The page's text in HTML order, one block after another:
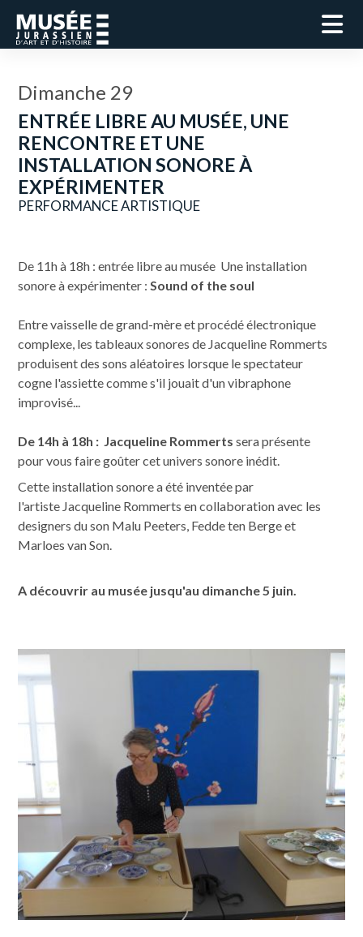
Dimanche 29
ENTRÉE LIBRE AU MUSÉE, UNE
RENCONTRE ET UNE
INSTALLATION SONORE À
EXPÉRIMENTER
PERFORMANCE ARTISTIQUE
De 11h à 18h : entrée libre au musée Une installation
sonore à expérimenter :Sound of the soul
Entre vaisselle de grand-mère et procédé électronique
complexe, les tableaux sonores de Jacqueline Rommerts
produisent des sons aléatoires lorsque le spectateur
cogne l'assiette comme s'il jouait d'un vibraphone
improvisé...
De 14h à 18h : Jacqueline Rommerts sera présente
pour vous faire goûter cet univers sonore inédit.
Cette installation sonore a été inventée par
l'artiste Jacqueline Rommerts en collaboration avec les
designers du son Malu Peeters, Fedde ten Berge et
Marloes van Son.
A découvrir au musée jusqu'au dimanche 5 juin.